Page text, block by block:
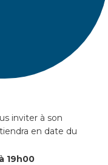
inviter à son
en date du
19h00